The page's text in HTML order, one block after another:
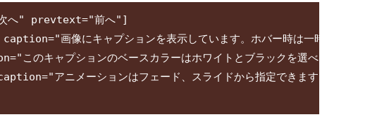
" prevtext="前へ"]
像にキャプションを表示しています。ホバー時は一時停止も
ャプションのベースカラーはホワイトとブラックを選べます。
アニメーションはフェード、スライドから指定できます。"][/